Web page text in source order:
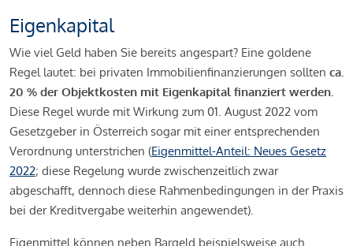
Eigenkapital
Wie viel Geld haben Sie bereits angespart? Eine goldene
Regel lautet: bei privaten Immobilienfinanzierungen sollten ca.
20 % der Objektkosten mit Eigenkapital finanziert werden.
Diese Regel wurde mit Wirkung zum 01. August 2022 vom
Gesetzgeber in Österreich sogar mit einer entsprechenden
Verordnung unterstrichen (Eigenmittel-Anteil: Neues Gesetz
2022; diese Regelung wurde zwischenzeitlich zwar
abgeschafft, dennoch diese Rahmenbedingungen in der Praxis
bei der Kreditvergabe weiterhin angewendet).
Eigenmittel können neben Bargeld beispielsweise auch